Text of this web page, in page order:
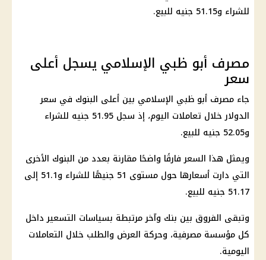
للشراء و51.15 جنيه للبيع.
مصرف أبو ظبي الإسلامي يسجل أعلى
سعر
جاء مصرف أبو ظبي الإسلامي بين أعلى البنوك في سعر
الدولار
خلال تعاملات اليوم، إذ سجل 51.95 جنيه للشراء
و52.05 جنيه للبيع.
ويمثل هذا السعر فارقًا واضحًا مقارنة بعدد من البنوك الأخرى
التي دارت أسعارها حول مستوى 51 جنيهًا للشراء و51.1 إلى
51.17 جنيه للبيع.
وتبقى الفروق بين بنك وآخر مرتبطة بسياسات التسعير داخل
كل مؤسسة مصرفية، وحركة العرض والطلب خلال التعاملات
اليومية.